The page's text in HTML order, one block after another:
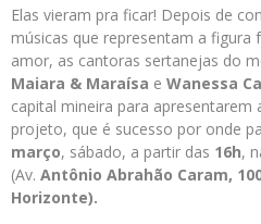
Elas vieram pra ficar! Depois de
músicas que representam a figura
amor, as cantoras sertanejas do
Maiara & Maraísa e Wanessa
capital mineira para apresentarem
projeto, que é sucesso por onde
março, sábado, a partir das 16h,
(Av. Antônio Abrahão Caram,
Horizonte).